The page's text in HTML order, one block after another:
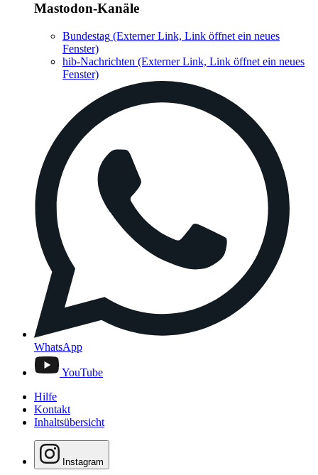
Mastodon-Kanäle
Bundestag (Externer Link, Link öffnet ein neues
Fenster)
hib-Nachrichten (Externer Link, Link öffnet ein neues
Fenster)
WhatsApp
YouTube
Hilfe
Kontakt
Inhaltsübersicht
Instagram